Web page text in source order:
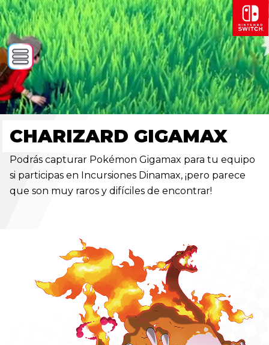
CHARIZARD GIGAMAX
Podrás capturar Pokémon Gigamax para tu equipo
si participas en Incursiones Dinamax, ¡pero parece
que son muy raros y difíciles de encontrar!